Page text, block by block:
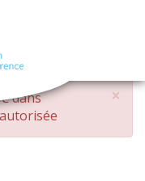
navigation
×
dans